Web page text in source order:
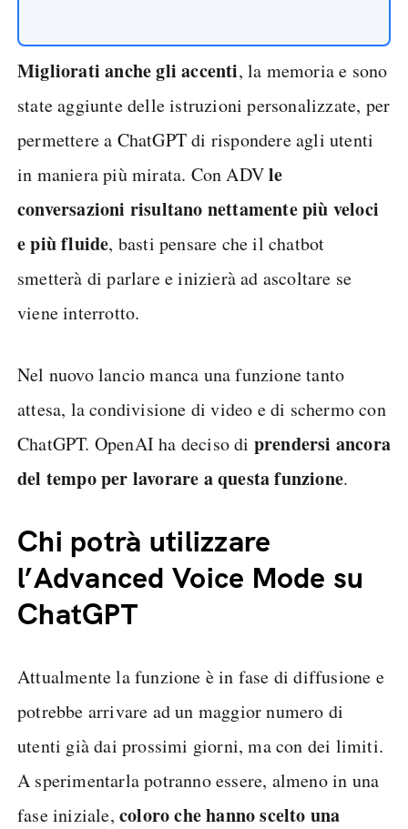
Migliorati anche gli accenti, la memoria e sono
state aggiunte delle istruzioni personalizzate, per
permettere a ChatGPT di rispondere agli utenti
in maniera più mirata. Con ADVle
conversazioni risultano nettamente più veloci
e più fluide, basti pensare che il chatbot
smetterà di parlare e inizierà ad ascoltare se
viene interrotto.
Nel nuovo lancio manca una funzione tanto
attesa, la condivisione di video e di schermo con
ChatGPT. OpenAI ha deciso di prendersi ancora
del tempo per lavorare a questa funzione.
Chi potrà utilizzare
l’Advanced Voice Mode su
ChatGPT
Attualmente la funzione è in fase di diffusione e
potrebbe arrivare ad un maggior numero di
utenti già dai prossimi giorni, ma con dei limiti.
A sperimentarla potranno essere, almeno in una
fase iniziale, coloro che hanno scelto una